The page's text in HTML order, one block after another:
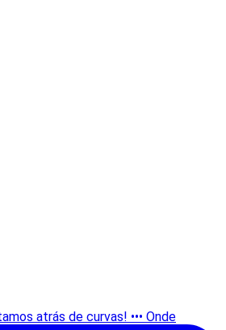
atrás de curvas! ••• Onde